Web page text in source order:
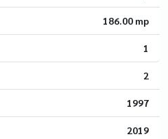
186.00 mp
1
2
1997
2019